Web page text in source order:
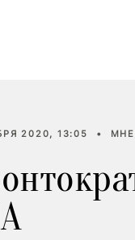
2020, 13:05 •